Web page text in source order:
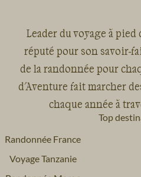
Voyage
Lacs italiens à Venise
Voyage
Sicile et îles éoliennes
Leader du voyage à pied
réputé pour son savoir-
de la randonnée pour
d'Aventure fait marcher
chaque année à
Top
Randonnée France
Voyage Tanzanie